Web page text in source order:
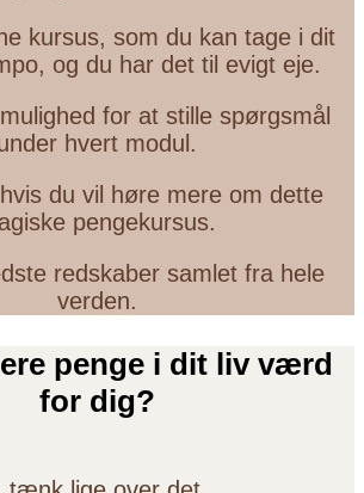
kursus, som du kan tage i dit
og du har det til evigt eje.
for at stille spørgsmål
hvert modul.
du vil høre mere om dette
pengekursus.
redskaber samlet fra hele
verden.
penge i dit liv værd
for dig?